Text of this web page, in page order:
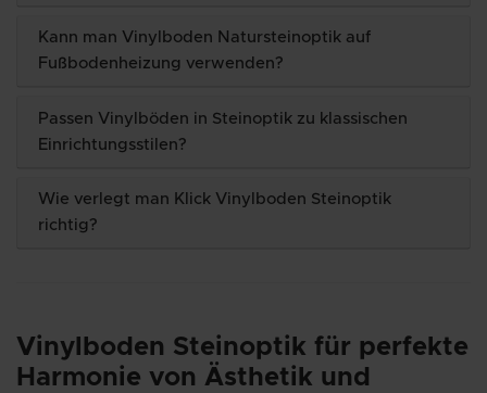
Kann man Vinylboden Natursteinoptik auf
Fußbodenheizung verwenden?
Passen Vinylböden in Steinoptik zu klassischen
Einrichtungsstilen?
Wie verlegt man Klick Vinylboden Steinoptik
richtig?
Vinylboden Steinoptik für perfekte
Harmonie von Ästhetik und